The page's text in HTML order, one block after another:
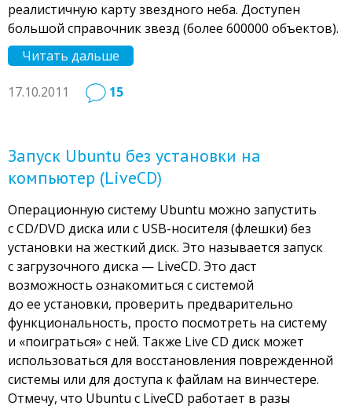
реалистичную карту звездного неба. Доступен
большой справочник звезд (более 600000 объектов).
Читать дальше
17.10.2011 15
Запуск Ubuntu без установки на
компьютер (LiveCD)
Операционную систему Ubuntu можно запустить
с CD/DVD диска или с USB-носителя (флешки) без
установки на жесткий диск. Это называется запуск
с загрузочного диска — LiveCD. Это даст
возможность ознакомиться с системой
до ее установки, проверить предварительно
функциональность, просто посмотреть на систему
и «поиграться» с ней. Также Live CD диск может
использоваться для восстановления поврежденной
системы или для доступа к файлам на винчестере.
Отмечу, что Ubuntu с LiveCD работает в разы